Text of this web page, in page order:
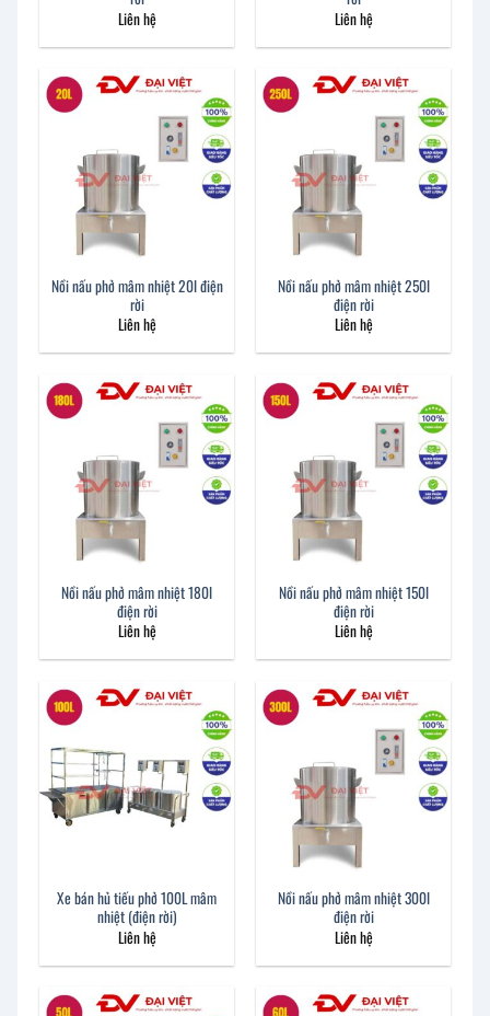
Liên hệ
Liên hệ
Nồi nấu phở mâm nhiệt 20l điện
rời
Liên hệ
Nồi nấu phở mâm nhiệt 250l
điện rời
Liên hệ
Nồi nấu phở mâm nhiệt 180l
điện rời
Liên hệ
Nồi nấu phở mâm nhiệt 150l
điện rời
Liên hệ
Xe bán hủ tiếu phở 100L mâm
nhiệt (điện rời)
Liên hệ
Nồi nấu phở mâm nhiệt 300l
điện rời
Liên hệ